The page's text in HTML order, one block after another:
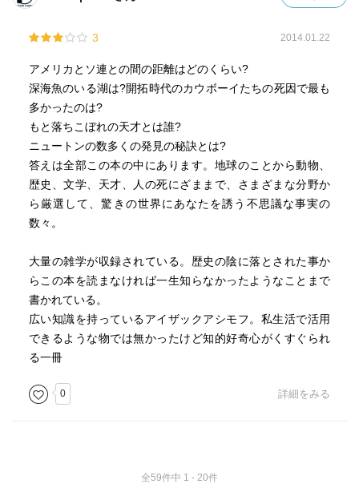
3 2014.01.22
アメリカとソ連との間の距離はどのくらい?
深海魚のいる湖は?開拓時代のカウボーイたちの死因で最も
多かったのは?
もと落ちこぼれの天才とは誰?
ニュートンの数多くの発見の秘訣とは?
答えは全部この本の中にあります。地球のことから動物、
歴史、文学、天才、人の死にざままで、さまざまな分野か
ら厳選して、驚きの世界にあなたを誘う不思議な事実の
数々。
大量の雑学が収録されている。歴史の陰に落とされた事か
らこの本を読まなければ一生知らなかったようなことまで
書かれている。
広い知識を持っているアイザックアシモフ。私生活で活用
できるような物では無かったけど知的好奇心がくすぐられ
る一冊
0 詳細をみる
全59件中 1 - 20件